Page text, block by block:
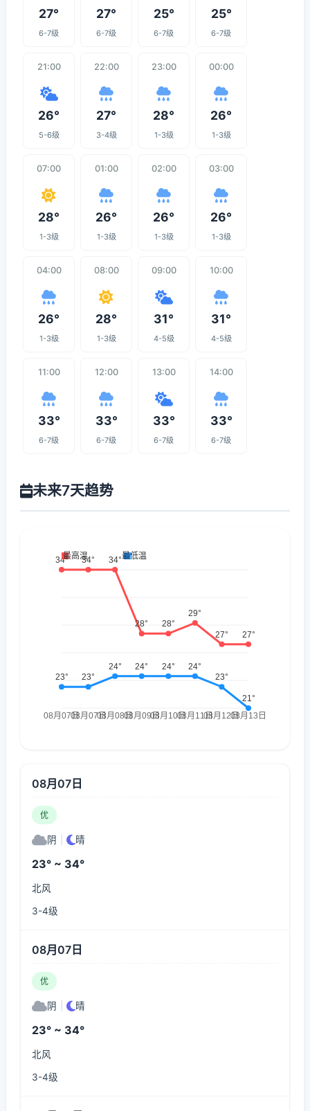
27°
6-7级
27°
6-7级
25°
6-7级
25°
6-7级
21:00
26°
5-6级
22:00
27°
3-4级
23:00
28°
1-3级
00:00
26°
1-3级
07:00
28°
1-3级
01:00
26°
1-3级
02:00
26°
1-3级
03:00
26°
1-3级
04:00
26°
1-3级
08:00
28°
1-3级
09:00
31°
4-5级
10:00
31°
4-5级
11:00
33°
6-7级
12:00
33°
6-7级
13:00
33°
6-7级
14:00
33°
6-7级
未来7天趋势
08月07日
优
阴 晴
23° ~ 34°
北风
3-4级
08月07日
优
阴 晴
23° ~ 34°
北风
3-4级